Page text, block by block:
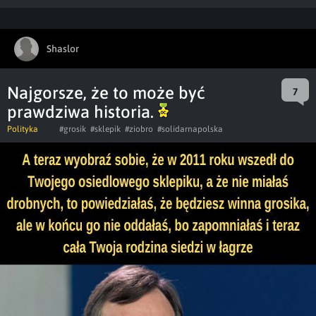
Shaslor
Najgorsze, że to może być
prawdziwa historia.
7
Polityka #grosik #sklepik #ziobro #solidarnapolska